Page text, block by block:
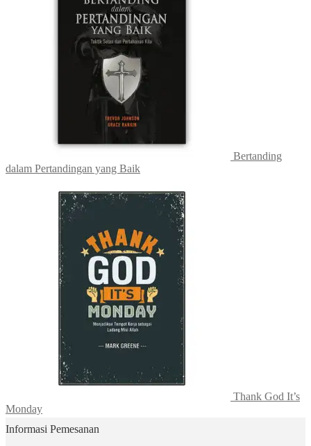
Bertanding
dalam Pertandingan yang Baik
Thank God It’s
Monday
Informasi Pemesanan